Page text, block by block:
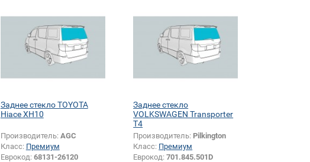
Заднее стекло TOYOTA
Hiace XH10
Производитель: AGC
Класс: Премиум
Еврокод: 68131-26120
Заднее стекло
VOLKSWAGEN Transporter
T4
Производитель: Pilkington
Класс: Премиум
Еврокод:701.845.501D